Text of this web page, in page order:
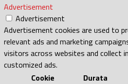
Advertisement
Advertisement
Advertisement cookies are used to
relevant ads and marketing
visitors across websites and collect
customized ads.
Cookie
Durata